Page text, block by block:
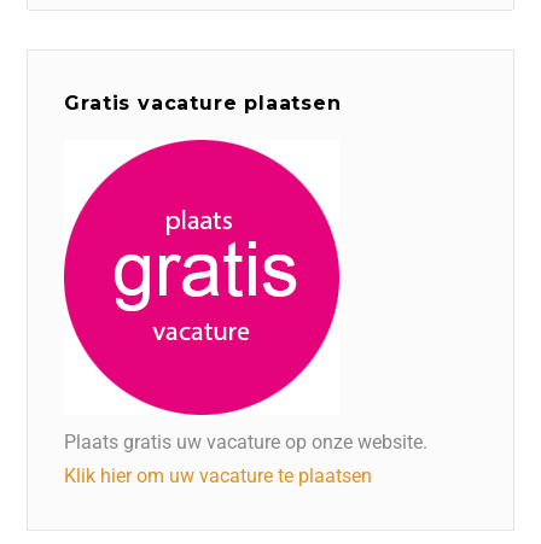
Gratis vacature plaatsen
Plaats gratis uw vacature op onze website.
Klik hier om uw vacature te plaatsen